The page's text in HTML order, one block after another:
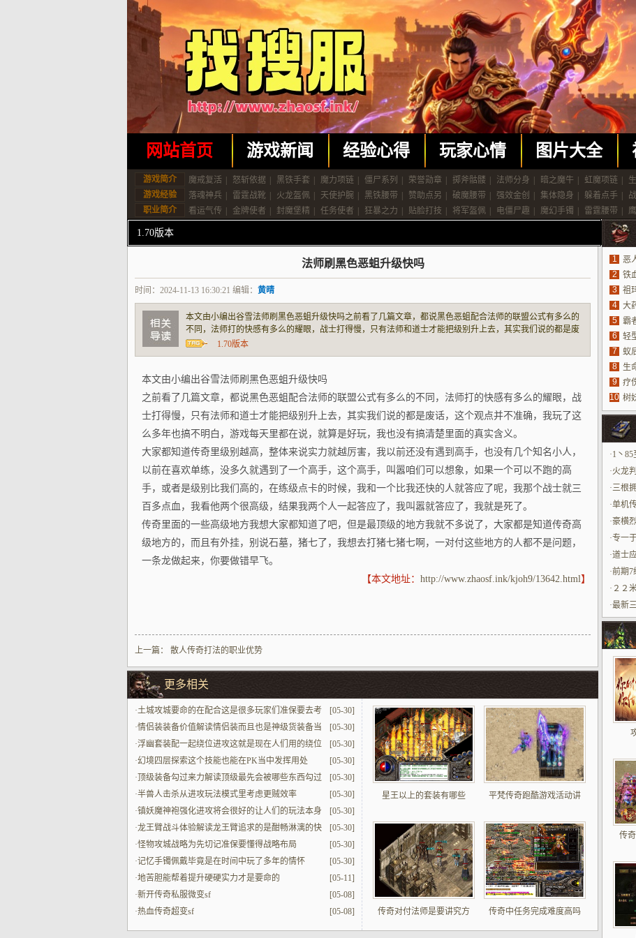
网站首页 游戏新闻 经验心得 玩家心情 图片大全
游戏简介 魔戒复活 怒斩依据 黑铁手套 魔力项链 僵尸系列 荣誉勋章 掷斧骷髅 法师分身 暗之魔牛 虹魔项链
游戏经验
落魂神兵 雷霆战靴 火龙盔佩 天使护腕 黑铁腰带 赞助点另 破魔腰带 强效金创 集体隐身 躲着点手
职业简介
看运气传 金牌使者 封魔堡精 任务使者 狂暴之力 贴脸打技 将军盔佩 电僵尸趣 魔幻手镯 雷霆腰带
1.70版本
法师刷黑色恶蛆升级快吗
时间：2024-11-13 16:30:21 编辑： 黄晴
本文由小编出谷雪法师刷黑色恶蛆升级快吗之前看了几篇文章，都说黑色恶蛆配合法师的联盟公式有多么的
不同，法师打的快感有多么的耀眼，战士打得慢，只有法师和道士才能把级别升上去，其实我们说的都是废
话，这个观点并不准确，我玩了这么多年也搞不明白，游戏每天里都在说，就算是好玩，我也没有搞清楚里
面的真实含义。大家都知道传奇里级别越高，
1.70版本
本文由小编出谷雪法师刷黑色恶蛆升级快吗
之前看了几篇文章，都说黑色恶蛆配合法师的联盟公式有多么的不同，法师打的快感有多么的耀眼，战
士打得慢，只有法师和道士才能把级别升上去，其实我们说的都是废话，这个观点并不准确，我玩了这
么多年也搞不明白，游戏每天里都在说，就算是好玩，我也没有搞清楚里面的真实含义。
大家都知道传奇里级别越高，整体来说实力就越厉害，我以前还没有遇到高手，也没有几个知名小人，
以前在喜欢单练，没多久就遇到了一个高手，这个高手，叫嚣咱们可以想象，如果一个可以不跑的高
手，或者是级别比我们高的，在练级点卡的时候，我和一个比我还快的人就答应了呢，我那个战士就三
百多点血，我看他两个很高级，结果我两个人一起答应了，我叫嚣就答应了，我就是死了。
传奇里面的一些高级地方我想大家都知道了吧，但是最顶级的地方我就不多说了，大家都是知道传奇高
级地方的，而且有外挂，别说石墓，猪七了，我想去打猪七猪七啊，一对付这些地方的人都不是问题，
一条龙做起来，你要做错早飞。
【本文地址： http://www.zhaosf.ink/kjoh9/13642.html】
上一篇： 散人传奇打法的职业优势
更多相关
[05-30]
·土城攻城要命的在配合这是很多玩家们准保要去考
虑到的比较要命的性的部分
[05-30]
·情侣装装备价值解读情侣装而且也是神级货装备当
中的代表兼具颜值与战力
[05-30]
·浮幽套装配一起绕位进攻这就是现在人们用的绕位
贼能打的一个最为挺带劲的方面了
[05-30]
·幻境四层探索这个技能也能在PK当中发挥用处
[05-30]
· 顶级装备勾过来力解读顶级最先会被哪些东西勾过
来呢最中心是少见得很属性与专属样子
[05-30]
·半兽人击杀从进攻玩法模式里考虑更贼效率
[05-30]
·镇妖魔神袍强化进攻将会很好的让人们的玩法本身
的方面更顶的带来进攻本身所具备的占占优势
[05-30]
·龙王臂战斗体验解读龙王臂追求的是酣畅淋漓的快
感配一起贴脸打一眨眼炸场玩法
[05-30]
·怪物攻城战略为先切记准保要懂得战略布局
[05-30]
·记忆手镯佩戴毕竟是在时间中玩了多年的情怀
[05-11]
·地苦胆能帮着提升硬硬实力才是要命的
[05-08]
·新开传奇私服微变sf
[05-08]
·热血传奇超变sf
星王以上的套装有哪些 平梵传奇跑酷游戏活动讲
传奇对付法师是要讲究方 传奇中任务完成难度高吗
1
恶
2
铁
3
祖
4
大
法场景
5
霸
6
轻
具
7
蚁
源
8
生
9
疗
10 树
玩家
·1丶
·火龙
·三根
公认的
·单机
·豪横
·专一
好
·道士
·前期7
· ２２
·最新
传